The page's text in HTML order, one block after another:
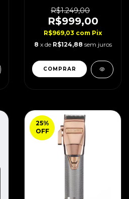
R$1.249,00
R$999,00
R$969,03 com Pix
8 x de R$124,88 sem juros
25%
OFF